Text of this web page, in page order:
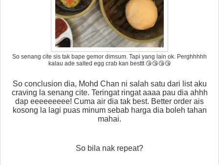
So senang cite sis tak bape gemor dimsum. Tapi yang lain ok. Perghhhhh
kalau ade salted egg crab kan besttt 😘😘😘😘
So conclusion dia, Mohd Chan ni salah satu dari list aku
craving la senang cite. Teringat ringat aaaa pau dia ahhh
dap eeeeeeeee! Cuma air dia tak best. Better order ais
kosong la lagi puas minum sebab harga dia boleh tahan
mahai.
So bila nak repeat?